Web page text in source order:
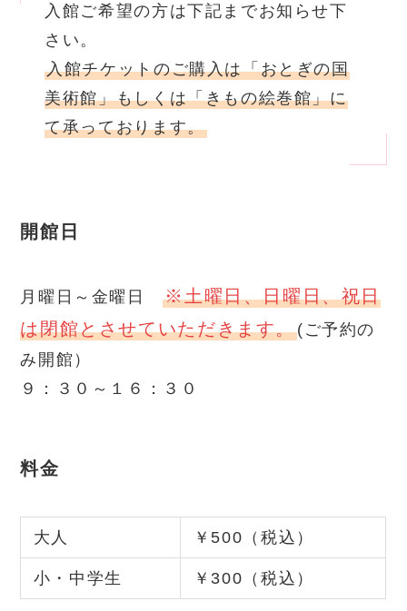
入館ご希望の方は下記までお知らせ下
さい。
入館チケットのご購入は「おとぎの国
美術館」もしくは「きもの絵巻館」に
て承っております。
開館日
月曜日～金曜日※土曜日、日曜日、祝日
は閉館とさせていただきます。(ご予約の
み開館）
９：３０～１６：３０
料金
大人 ￥500（税込）
小・中学生 ￥300（税込）